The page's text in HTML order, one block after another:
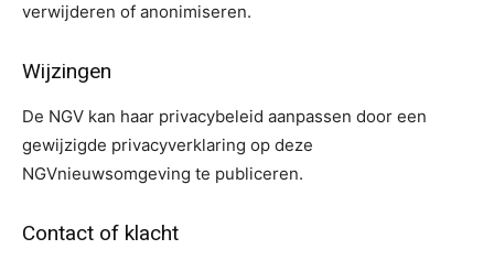
verwijderen of anonimiseren.
Wijzingen
De NGV kan haar privacybeleid aanpassen door een
gewijzigde privacyverklaring op deze
NGVnieuwsomgeving te publiceren.
Contact of klacht